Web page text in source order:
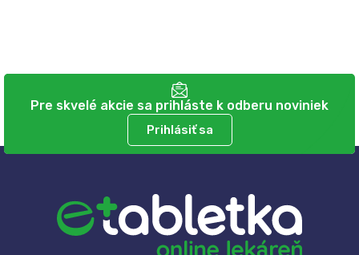
Pre skvelé akcie sa prihláste k odberu noviniek
Prihlásiť sa